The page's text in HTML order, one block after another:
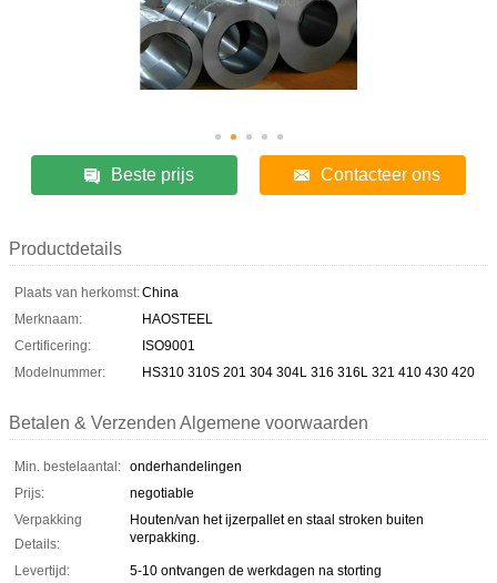
Beste prijs Contacteer ons
Productdetails
Plaats van herkomst:China
Merknaam:
HAOSTEEL
Certificering:
ISO9001
Modelnummer:
HS310 310S 201 304 304L 316 316L 321 410 430 420
Betalen & Verzenden Algemene voorwaarden
Min. bestelaantal: onderhandelingen
Prijs:
negotiable
Verpakking
Details:
Houten/van het ijzerpallet en staal stroken buiten
verpakking.
Levertijd:
5-10 ontvangen de werkdagen na storting